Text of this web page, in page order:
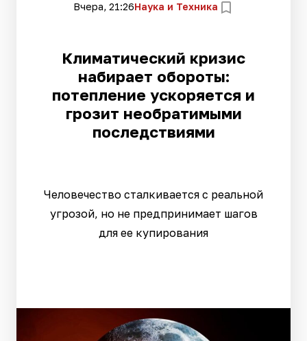
Вчера, 21:26Наука и Техника
Климатический кризис
набирает обороты:
потепление ускоряется и
грозит необратимыми
последствиями
Человечество сталкивается с реальной
угрозой, но не предпринимает шагов
для ее купирования